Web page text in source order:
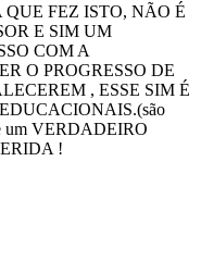
QUE FEZ ISTO, NÃO É
E SIM UM
COM A
O PROGRESSO DE
, ESSE SIM É
um VERDADEIRO
!